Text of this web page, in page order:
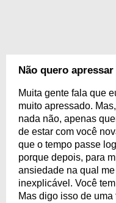
Não quero apressar
Muita gente fala que
muito apressado.
nada não, apenas
de estar com você
que o tempo passe
porque depois, para
ansiedade na qual
inexplicável. Você
Mas digo isso de